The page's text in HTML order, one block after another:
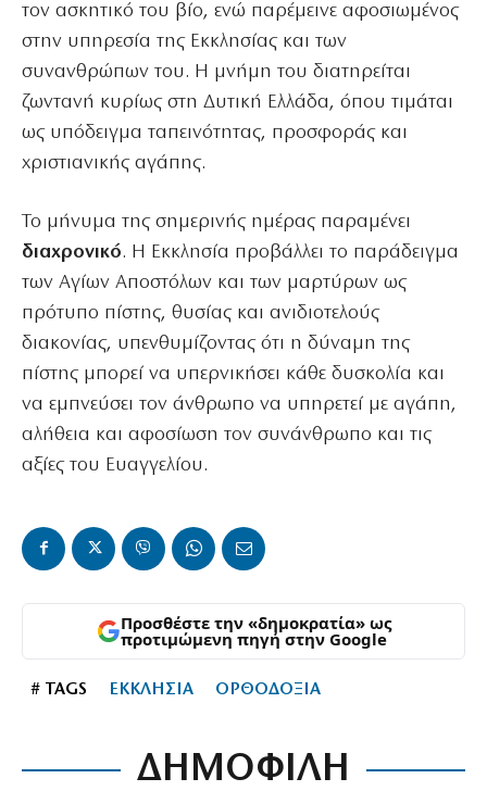
τον ασκητικό του βίο, ενώ παρέμεινε αφοσιωμένος
στην υπηρεσία της Εκκλησίας και των
συνανθρώπων του. Η μνήμη του διατηρείται
ζωντανή κυρίως στη Δυτική Ελλάδα, όπου τιμάται
ως υπόδειγμα ταπεινότητας, προσφοράς και
χριστιανικής αγάπης.
Το μήνυμα της σημερινής ημέρας παραμένει
διαχρονικό. Η Εκκλησία προβάλλει το παράδειγμα
των Αγίων Αποστόλων και των μαρτύρων ως
πρότυπο πίστης, θυσίας και ανιδιοτελούς
διακονίας, υπενθυμίζοντας ότι η δύναμη της
πίστης μπορεί να υπερνικήσει κάθε δυσκολία και
να εμπνεύσει τον άνθρωπο να υπηρετεί με αγάπη,
αλήθεια και αφοσίωση τον συνάνθρωπο και τις
αξίες του Ευαγγελίου.
Προσθέστε την «δημοκρατία» ως
προτιμώμενη πηγή στην Google
# TAGS ΕΚΚΛΗΣΙΑ ΟΡΘΟΔΟΞΙΑ
ΔΗΜΟΦΙΛΗ